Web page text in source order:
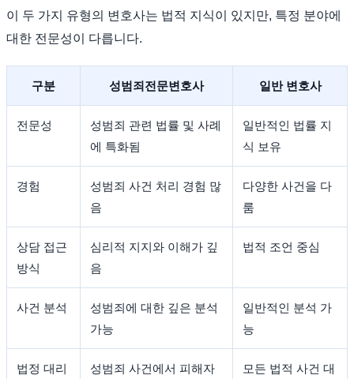
이 두 가지 유형의 변호사는 법적 지식이 있지만, 특정 분야에
대한 전문성이 다릅니다.
구분 성범죄전문변호사 일반 변호사
전문성
성범죄 관련 법률 및 사례
에 특화됨
일반적인 법률 지
식 보유
경험
성범죄 사건 처리 경험 많
음
다양한 사건을 다
룸
상담 접근
방식
심리적 지지와 이해가 깊
음
법적 조언 중심
사건 분석
성범죄에 대한 깊은 분석
가능
일반적인 분석 가
능
법정 대리
성범죄 사건에서 피해자
모든 법적 사건 대